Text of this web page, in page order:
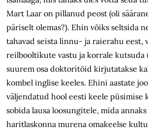
Mart Laar on pillanud peost (oli
päriselt olemas?). Ehin võiks seltsida
tahavad seista linnu- ja raierahu eest,
reilbooltikute vastu ja korrale kutsuda
suurem osa doktoritöid kirjutatakse
kombel inglise keeles. Ehini aastate
väljendatud hool eesti keele püsimise
sobida lausa loosungitele, mida
haritlaskonna murena omakeelse